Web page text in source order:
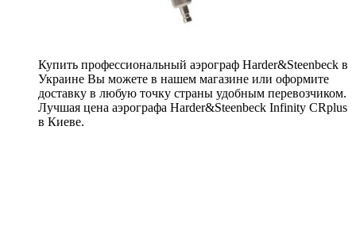
Купить профессиональный аэрограф Harder&Steenbeck в
Украине Вы можете в нашем магазине или оформите
доставку в любую точку страны удобным перевозчиком.
Лучшая цена аэрографа Harder&Steenbeck Infinity CRplus
в Киеве.